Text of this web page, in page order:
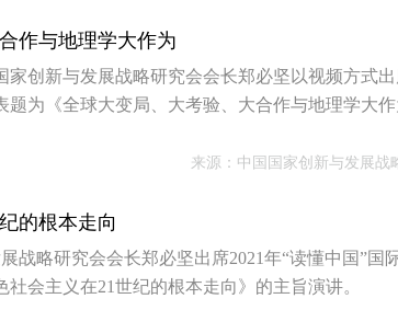
作与地理学大作为
家创新与发展战略研究会会长郑必坚以视频方式
题为《全球大变局、大考验、大合作与地理学大作
来源：中国国家创新与发展战
的根本走向
战略研究会会长郑必坚出席2021年“读懂中国”国
会主义在21世纪的根本走向》的主旨演讲。